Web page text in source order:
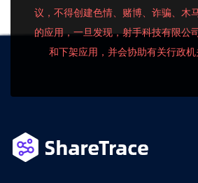
议，不得创建色情、赌博、诈骗、木
的应用，一旦发现，射手科技有限公
和下架应用，并会协助有关行政机